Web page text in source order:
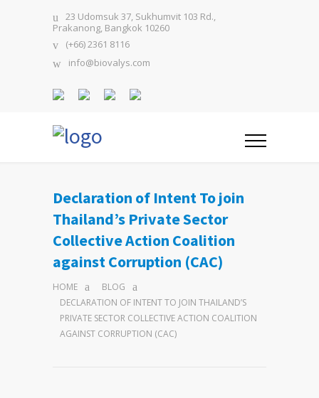
23 Udomsuk 37, Sukhumvit 103 Rd.,
Prakanong, Bangkok 10260
(+66) 2361 8116
info@biovalys.com
Declaration of Intent To join
Thailand’s Private Sector
Collective Action Coalition
against Corruption (CAC)
HOME
BLOG
DECLARATION OF INTENT TO JOIN THAILAND’S
PRIVATE SECTOR COLLECTIVE ACTION COALITION
AGAINST CORRUPTION (CAC)